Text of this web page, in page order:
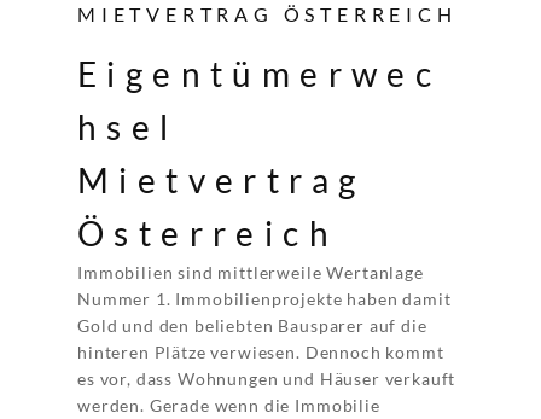
MIETVERTRAG ÖSTERREICH
Eigentümerwec
hsel
Mietvertrag
Österreich
Immobilien sind mittlerweile Wertanlage
Nummer 1. Immobilienprojekte haben damit
Gold und den beliebten Bausparer auf die
hinteren Plätze verwiesen. Dennoch kommt
es vor, dass Wohnungen und Häuser verkauft
werden. Gerade wenn die Immobilie